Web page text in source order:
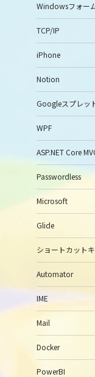
Windowsフォー
TCP/IP
iPhone
Notion
Googleスプレッ
WPF
ASP.NET Core
Passwordless
Microsoft
Glide
ショートカット
Automator
IME
Mail
Docker
PowerBI